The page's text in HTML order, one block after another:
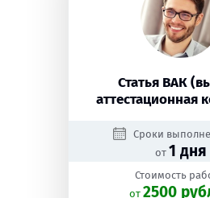
Статья ВАК
аттестационная
Сроки
от 1 дня
Стоимость
oт 2500